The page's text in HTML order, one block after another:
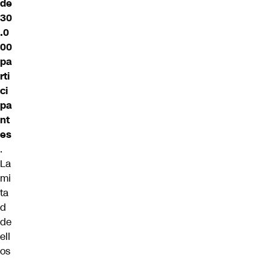
de
30
.0
00
pa
rti
ci
pa
nt
es
.
La
mi
ta
d
de
ell
os